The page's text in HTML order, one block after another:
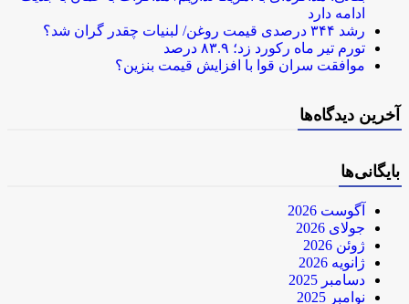
ادامه دارد
رشد ۳۴۴ درصدی قیمت روغن/ لبنیات چقدر گران شد؟
تورم تیر ماه رکورد زد؛ ۸۳.۹ درصد
موافقت سران قوا با افزایش قیمت بنزین؟
آخرین دیدگاه‌ها
بایگانی‌ها
آگوست 2026
جولای 2026
ژوئن 2026
ژانویه 2026
دسامبر 2025
نوامبر 2025